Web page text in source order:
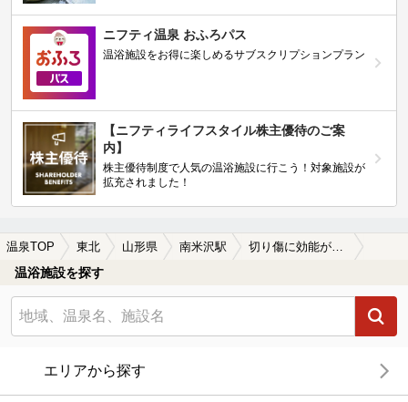
ニフティ温泉 おふろパス
温浴施設をお得に楽しめるサブスクリプションプラン
【ニフティライフスタイル株主優待のご案
内】
株主優待制度で人気の温浴施設に行こう！対象施設が
拡充されました！
温泉TOP 東北 山形県 南米沢駅
温浴施設を探す
エリアから探す